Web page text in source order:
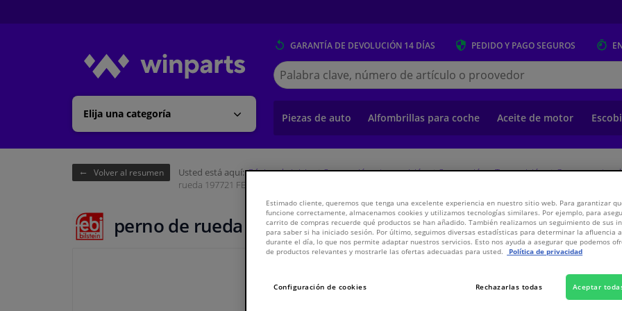
Elija una categoría
GARANTÍA DE DEVOLUCIÓN 14 DÍAS PEDIDO Y PAGOSEGUROS
Buscar
en
Winparts.es
Piezas de auto Alfombrillas para coche Aceite de motor
Volver al resumen Usted está aquí: Página de inicio Suspensión y transmisión Suspensión y Transmisión Componentes
rueda 197721 FEBI
perno de rueda 197721 FEBI
Ver
Estimado cliente, queremos que tenga una excelente experiencia en nuestro sitio web. Para garantizar
funcione correctamente, almacenamos cookies y utilizamos tecnologías similares. Por ejemplo, para
carrito de compras recuerde qué productos se han añadido. También realizamos un seguimiento de sus
para saber si ha iniciado sesión. Por último, seguimos diversas estadísticas para determinar la afluencia
durante el día, lo que nos permite adaptar nuestros servicios. Esto nos ayuda a asegurar que podemos
de productos relevantes y mostrarle las ofertas adecuadas para usted.
Política de privacidad
Configuración de cookies Rechazarlas todas Aceptar